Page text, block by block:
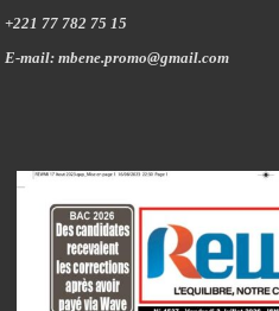
+221 77 782 75 15
E-mail: mbene.promo@gmail.com